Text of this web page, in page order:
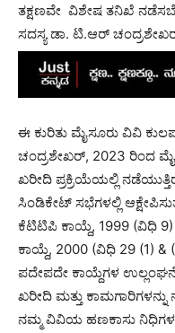
ತಕ್ಷಣವೇ ವಿಶೇಷ ತನಿಖೆ
ಸದಸ್ಯ ಡಾ. ಟಿ.ಆರ್
ಈ ಕುರಿತು ಮೈಸೂರು ವಿವಿ
ಚಂದ್ರಶೇಖರ್, 2023 ರಿಂದ
ಖರೀದಿ ಪ್ರಕ್ರಿಯೆಯಲ್ಲಿ
ಸಿಂಡಿಕೇಟ್ ಸಭೆಗಳಲ್ಲಿ
ಕೆಟಿಟಿಪಿ ಕಾಯ್ದೆ, 1999 (ವಿಧಿ 9)
ಕಾಯ್ದೆ, 2000 (ವಿಧಿ 29 (1) &
ಪದೇಪದೇ ಕಾಯ್ದೆಗಳ
ಖರೀದಿ ಮತ್ತು
ನಮ್ಮ ವಿವಿಯ ಹಣಕಾಸು